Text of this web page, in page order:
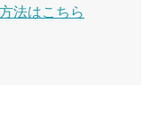
法はこちら